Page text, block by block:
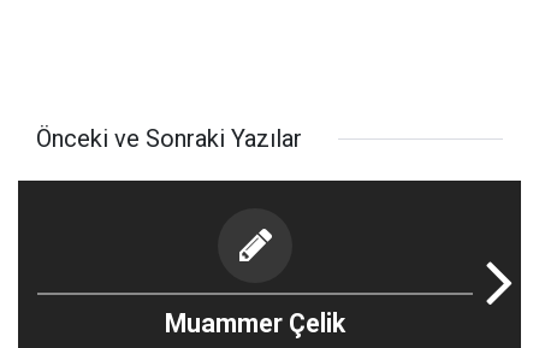
Önceki ve Sonraki Yazılar
Muammer Çelik